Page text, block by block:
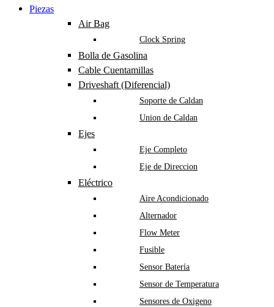
Piezas
Air Bag
Clock Spring
Bolla de Gasolina
Cable Cuentamillas
Driveshaft (Diferencial)
Soporte de Caldan
Union de Caldan
Ejes
Eje Completo
Eje de Direccion
Eléctrico
Aire Acondicionado
Alternador
Flow Meter
Fusible
Sensor Batería
Sensor de Temperatura
Sensores de Oxigeno